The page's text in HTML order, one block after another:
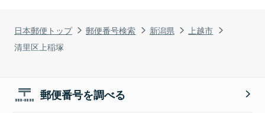
日本郵便トップ 郵便番号検索 新潟県
上越市
清里区上稲塚
郵便番号を調べる